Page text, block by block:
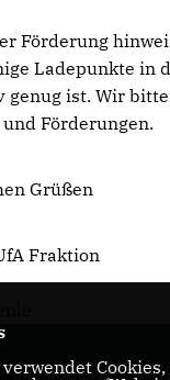
Förderung
Ladepunkte in
ist. Wir
Förderungen.
Grüßen
Fraktion
der CDU-
verwendet